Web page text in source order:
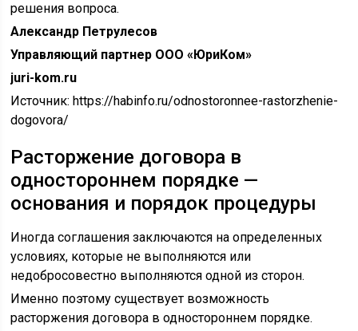
решения вопроса.
Александр Петрулесов
Управляющий партнер ООО «ЮриКом»
juri-kom.ru
Источник:https://habinfo.ru/odnostoronnee-rastorzhenie-
dogovora/
Расторжение договора в
одностороннем порядке —
основания и порядок процедуры
Иногда соглашения заключаются на определенных
условиях, которые не выполняются или
недобросовестно выполняются одной из сторон.
Именно поэтому существует возможность
расторжения договора в одностороннем порядке.